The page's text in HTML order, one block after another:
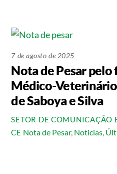
7 de agosto de 2025
Nota de Pesar
Médico-
de Saboya e Silva
SETOR DE COMUNICAÇÃO
CE Nota de Pesar, Noticias,